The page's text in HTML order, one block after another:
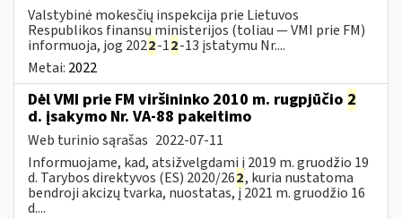
Valstybinė mokesčių inspekcija prie Lietuvos
Respublikos finansų ministerijos (toliau — VMI prie FM)
informuoja, jog 2022-12-13 įstatymu Nr....
Metai: 2022
Dėl VMI prie FM viršininko 2010 m. rugpjūčio 2
d. įsakymo Nr. VA-88 pakeitimo
Web turinio sąrašas 2022-07-11
Informuojame, kad, atsižvelgdami į 2019 m. gruodžio 19
d. Tarybos direktyvos (ES) 2020/262, kuria nustatoma
bendroji akcizų tvarka, nuostatas, į 2021 m. gruodžio 16
d....